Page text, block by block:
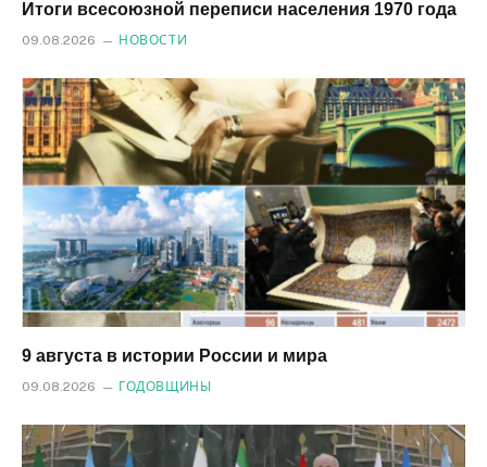
Итоги всесоюзной переписи населения 1970 года
09.08.2026 НОВОСТИ
9 августа в истории России и мира
09.08.2026 ГОДОВЩИНЫ